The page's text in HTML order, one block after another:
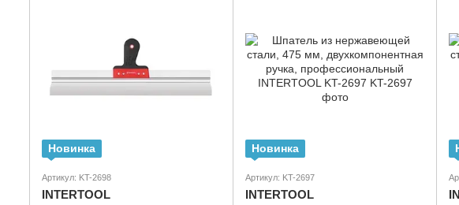
Новинка
Артикул: KT-2698
INTERTOOL
Новинка
Артикул: KT-2697
INTERTOOL